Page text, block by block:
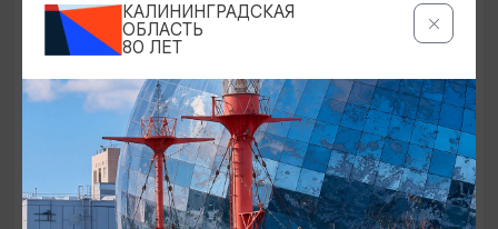
САМОЕ ИНТЕРЕСНОЕ
Промзоны, мосты, бастионы
01.08.2026 - 31.08.2026, СР и ПТ в 11:00
КАЛИНИНГРАДСКАЯ
ОБЛАСТЬ
80 ЛЕТ